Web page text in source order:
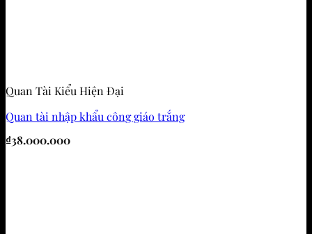
Quan Tài Kiểu Hiện Đại
Quan tài nhập khẩu công giáo trắng
₫38.000.000